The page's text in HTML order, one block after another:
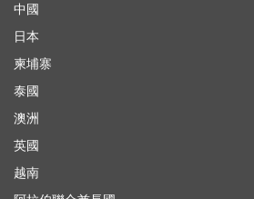
中國
日本
柬埔寨
泰國
澳洲
英國
越南